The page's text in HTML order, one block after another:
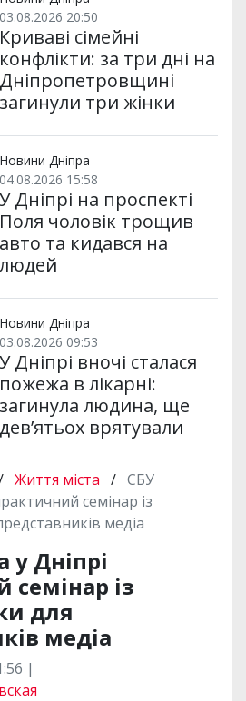
03.08.2026 20:50
Криваві сімейні
конфлікти: за три дні на
Дніпропетровщині
загинули три жінки
Новини Дніпра
04.08.2026 15:58
У Дніпрі на проспекті
Поля чоловік трощив
авто та кидався на
людей
Новини Дніпра
03.08.2026 09:53
У Дніпрі вночі сталася
пожежа в лікарні:
загинула людина, ще
дев’ятьох врятували
Життя міста / СБУ
семінар із
медіа
у Дніпрі
із
для
медіа
|